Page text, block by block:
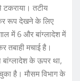
टकराया। तटीय
रूप देखने के लिए
में 6 और बांग्लादेश में
तबाही मचाई है।
बांग्लादेश के ऊपर था,
है। मौसम विभाग के